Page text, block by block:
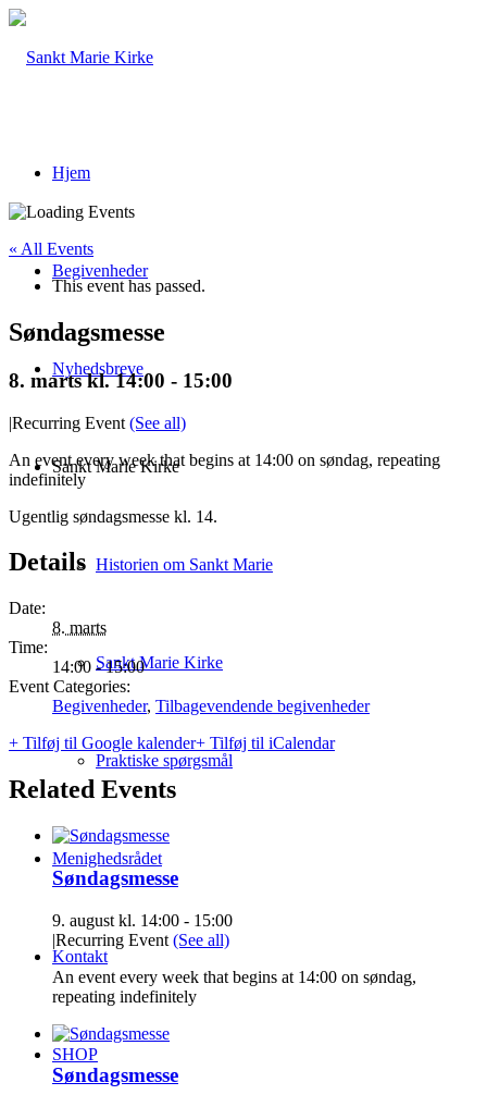
Hjem
Begivenheder
Nyhedsbreve
Sankt Marie Kirke
Historien om Sankt Marie
Sankt Marie Kirke
Praktiske spørgsmål
Menighedsrådet
Kontakt
SHOP
« All Events
This event has passed.
Søndagsmesse
8. marts kl. 14:00 - 15:00
|Recurring Event (See all)
An event every week that begins at 14:00 on søndag, repeating
indefinitely
Ugentlig søndagsmesse kl. 14.
Details
Date:
8. marts
Time:
14:00 - 15:00
Event Categories:
Begivenheder, Tilbagevendende begivenheder
+ Tilføj til Google kalender+ Tilføj til iCalendar
Related Events
Søndagsmesse
9. august kl. 14:00 - 15:00
|Recurring Event (See all)
An event every week that begins at 14:00 on søndag,
repeating indefinitely
Søndagsmesse